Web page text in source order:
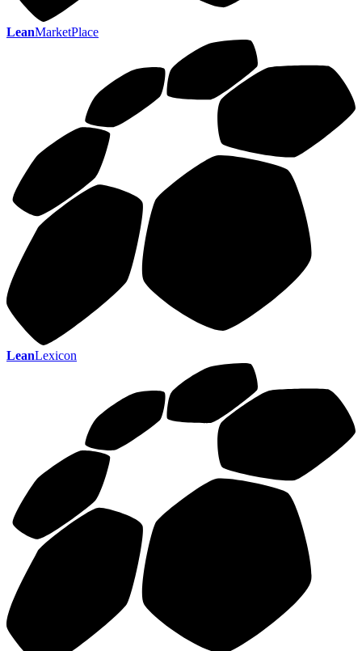
LeanMarketPlace
LeanLexicon